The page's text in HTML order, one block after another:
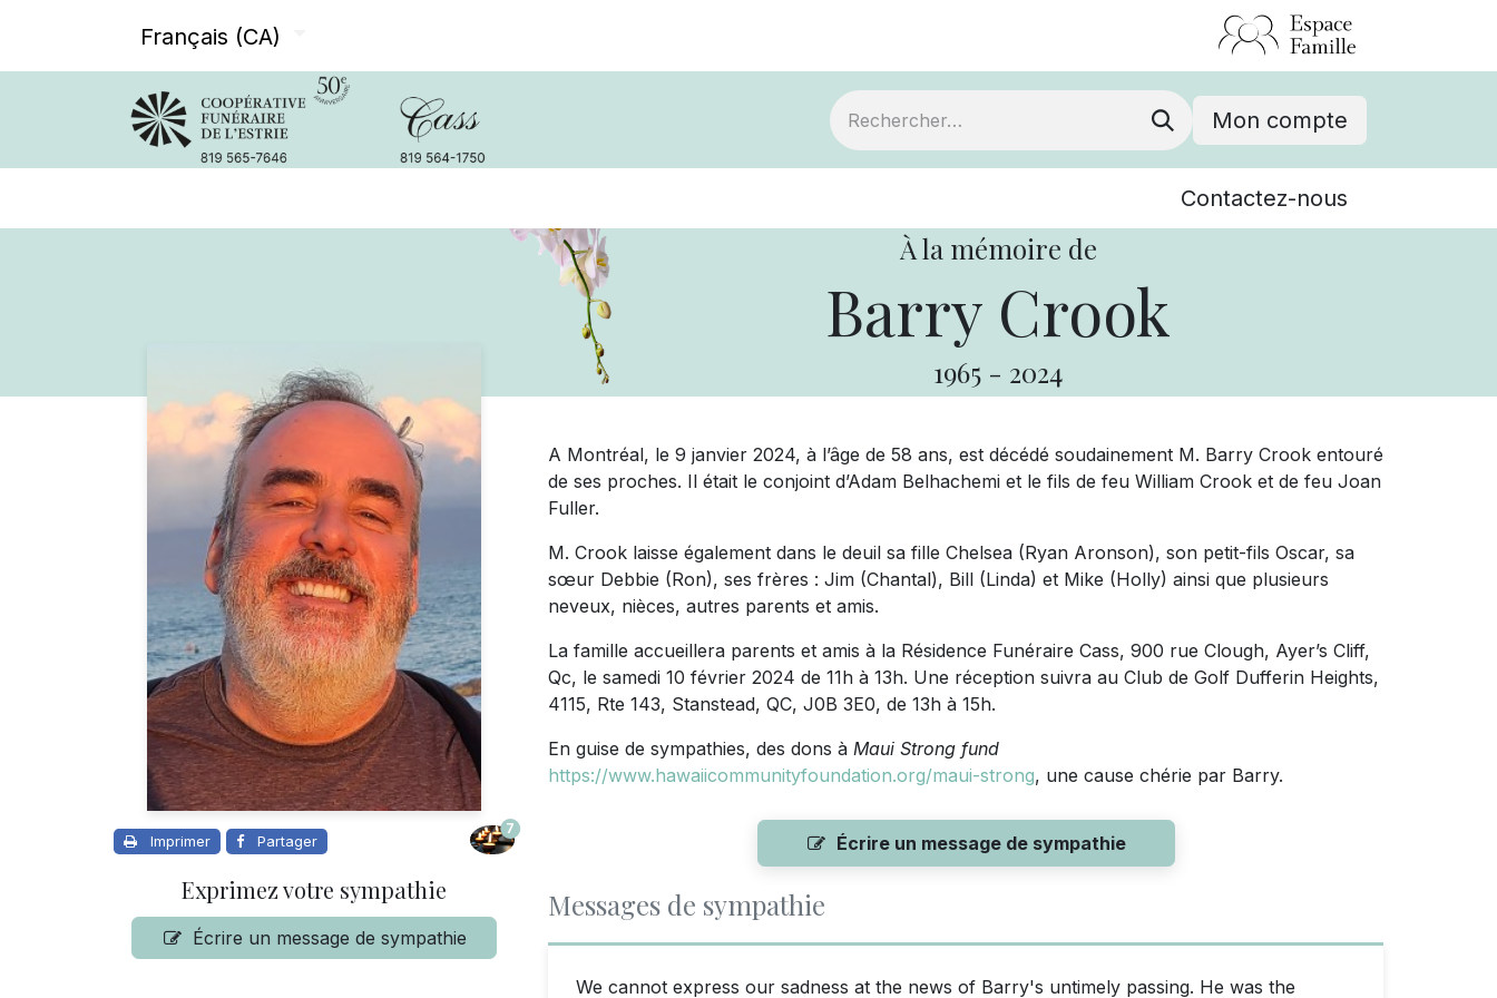
Français (CA)
Mon compte
Événements
Contactez-nous
À la mémoire de
Barry Crook
1965 - 2024
Imprimer Partager
7
Exprimez votre sympathie
Écrire un message de sympathie
A Montréal, le 9 janvier 2024, à l’âge de 58 ans, est décédé soudainement M. Barry Crook entouré
de ses proches. Il était le conjoint d’Adam Belhachemi et le fils de feu William Crook et de feu Joan
Fuller.
M. Crook laisse également dans le deuil sa fille Chelsea (Ryan Aronson), son petit-fils Oscar, sa
sœur Debbie (Ron), ses frères : Jim (Chantal), Bill (Linda) et Mike (Holly) ainsi que plusieurs
neveux, nièces, autres parents et amis.
La famille accueillera parents et amis à la Résidence Funéraire Cass, 900 rue Clough, Ayer’s Cliff,
Qc, le samedi 10 février 2024 de 11h à 13h. Une réception suivra au Club de Golf Dufferin Heights,
4115, Rte 143, Stanstead, QC, J0B 3E0, de 13h à 15h.
En guise de sympathies, des dons à Maui Strong fund
https://www.hawaiicommunityfoundation.org/maui-strong, une cause chérie par Barry.
Écrire un message de sympathie
Messages de sympathie
We cannot express our sadness at the news of Barry's untimely passing. He was the